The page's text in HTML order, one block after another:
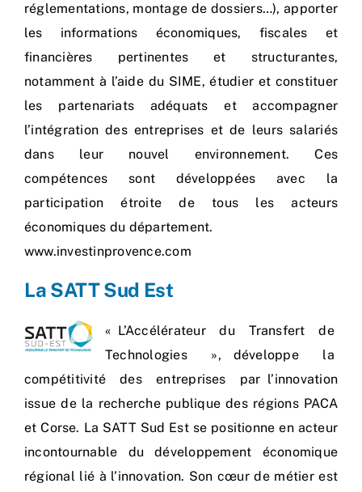
réglementations, montage de dossiers…), apporter
les informations économiques, fiscales et
financières pertinentes et structurantes,
notamment à l’aide du SIME, étudier et constituer
les partenariats adéquats et accompagner
l’intégration des entreprises et de leurs salariés
dans leur nouvel environnement. Ces
compétences sont développées avec la
participation étroite de tous les acteurs
économiques du département.
www.investinprovence.com
La SATT Sud Est
« L’Accélérateur du Transfert de
Technologies », développe la
compétitivité des entreprises par l’innovation
issue de la recherche publique des régions PACA
et Corse. La SATT Sud Estse positionne en acteur
incontournable du développement économique
régional lié à l’innovation. Son cœur de métier est